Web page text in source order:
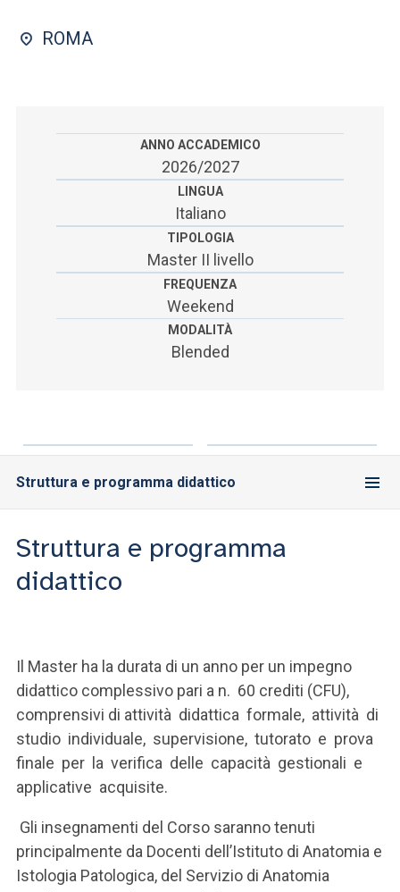
SEI UN DOCENTE O UN MEMBRO DELLO STAFF
ROMA
ANNO ACCADEMICO
2026/2027
LINGUA
Italiano
TIPOLOGIA
Master II livello
FREQUENZA
Weekend
MODALITÀ
Blended
Struttura e programma didattico
Struttura e programma
didattico
Il Master ha la durata di un anno per un impegno
didattico complessivo pari a n. 60 crediti (CFU),
comprensivi di attività didattica formale, attività di
studio individuale, supervisione, tutorato e prova
finale per la verifica delle capacità gestionali e
applicative acquisite.
Gli insegnamenti del Corso saranno tenuti
principalmente da Docenti dell’Istituto di Anatomia e
Istologia Patologica, del Servizio di Anatomia